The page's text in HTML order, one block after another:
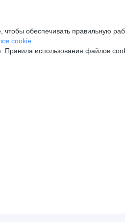
обеспечивать правильную
cookie
Правила использования файлов